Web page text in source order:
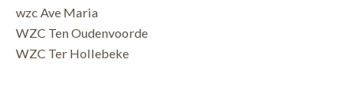
wzc Ave Maria
WZC Ten Oudenvoorde
WZC Ter Hollebeke